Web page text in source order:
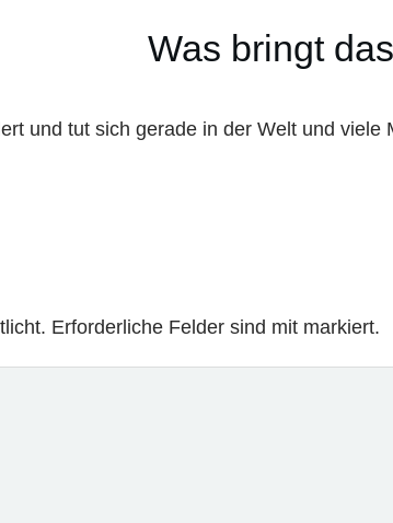
Was bringt
und tut sich gerade in der Welt und viele
Erforderliche Felder sind mit markiert.